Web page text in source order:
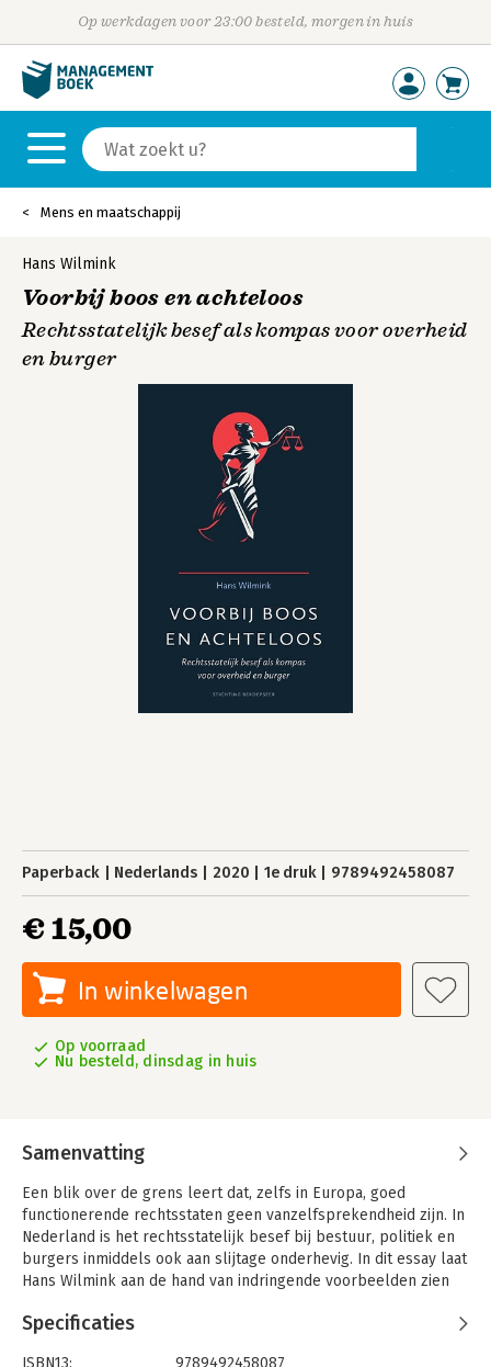
Op werkdagen voor 23:00 besteld, morgen in huis
Mens en maatschappij
Hans Wilmink
Voorbij boos en achteloos
Rechtsstatelijk besef als kompas voor overheid
en burger
Paperback Nederlands 2020 1e druk 9789492458087
€ 15,00
In winkelwagen
Op voorraad
Nu besteld, dinsdag in huis
Samenvatting
Een blik over de grens leert dat, zelfs in Europa, goed
functionerende rechtsstaten geen vanzelfsprekendheid zijn. In
Nederland is het rechtsstatelijk besef bij bestuur, politiek en
burgers inmiddels ook aan slijtage onderhevig. In dit essay laat
Hans Wilmink aan de hand van indringende voorbeelden zien
om het te onderhouden én verder te ontwikkelen. Zo wijst hij
Specificaties
ISBN13:
9789492458087